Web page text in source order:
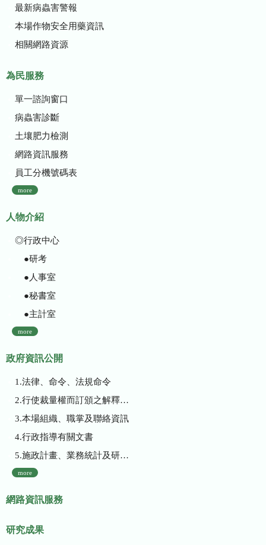
最新病蟲害警報
本場作物安全用藥資訊
相關網路資源
為民服務
單一諮詢窗口
病蟲害診斷
土壤肥力檢測
網路資訊服務
員工分機號碼表
more
人物介紹
◎行政中心
●研考
●人事室
●秘書室
●主計室
more
政府資訊公開
1.法律、命令、法規命令
2.行使裁量權而訂頒之解釋性規定及裁量基準
3.本場組織、職掌及聯絡資訊
4.行政指導有關文書
5.施政計畫、業務統計及研究報告
more
網路資訊服務
研究成果